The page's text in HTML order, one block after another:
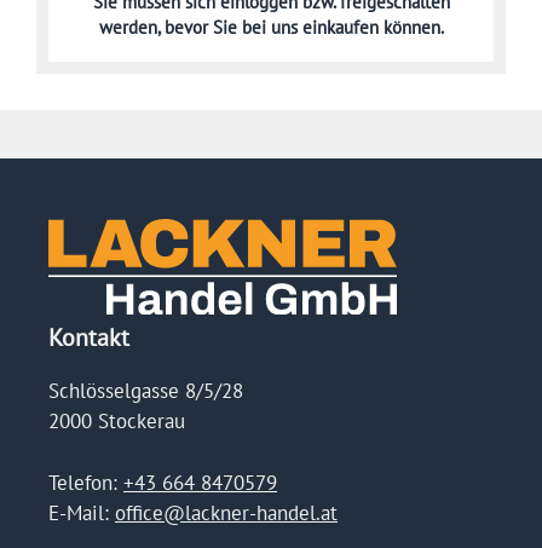
werden,bevor Sie bei uns einkaufen können.
Kontakt
Schlösselgasse 8/5/28
2000 Stockerau
Telefon: +43 664 8470579
E-Mail: office@lackner-handel.at